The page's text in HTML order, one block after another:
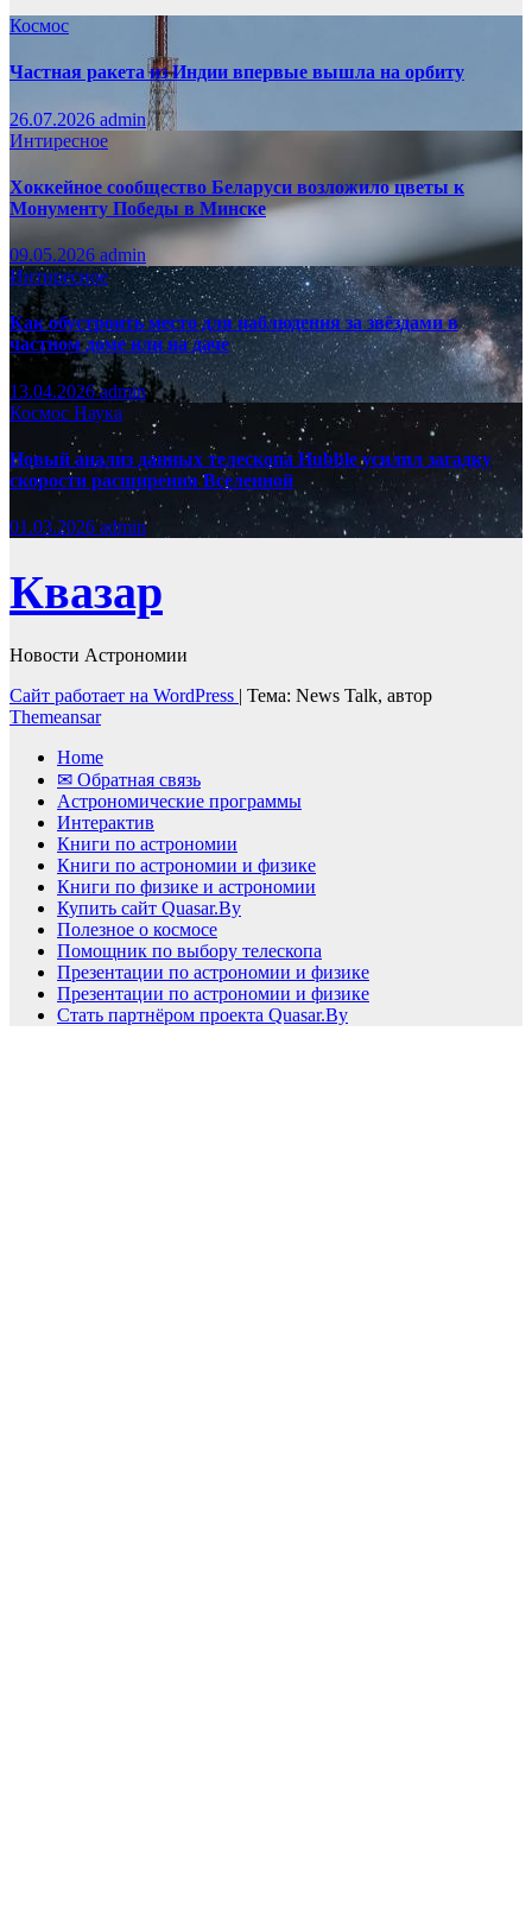
Космос
Частная ракета из Индии впервые вышла на орбиту
26.07.2026 admin
Интиресное
Хоккейное сообщество Беларуси возложило цветы к
Монументу Победы в Минске
09.05.2026 admin
Интиресное
Как обустроить место для наблюдения за звёздами в
частном доме или на даче
13.04.2026admin
Космос Наука
Новый анализ данных телескопа Hubble усилил загадку
скорости расширения Вселенной
01.03.2026admin
Квазар
Новости Астрономии
Сайт работает на WordPress | Тема: News Talk, автор
Themeansar
Home
✉ Обратная связь
Астрономические программы
Интерактив
Книги по астрономии
Книги по астрономии и физике
Книги по физике и астрономии
Купить сайт Quasar.By
Полезное о космосе
Помощник по выбору телескопа
Презентации по астрономии и физике
Презентации по астрономии и физике
Стать партнёром проекта Quasar.By